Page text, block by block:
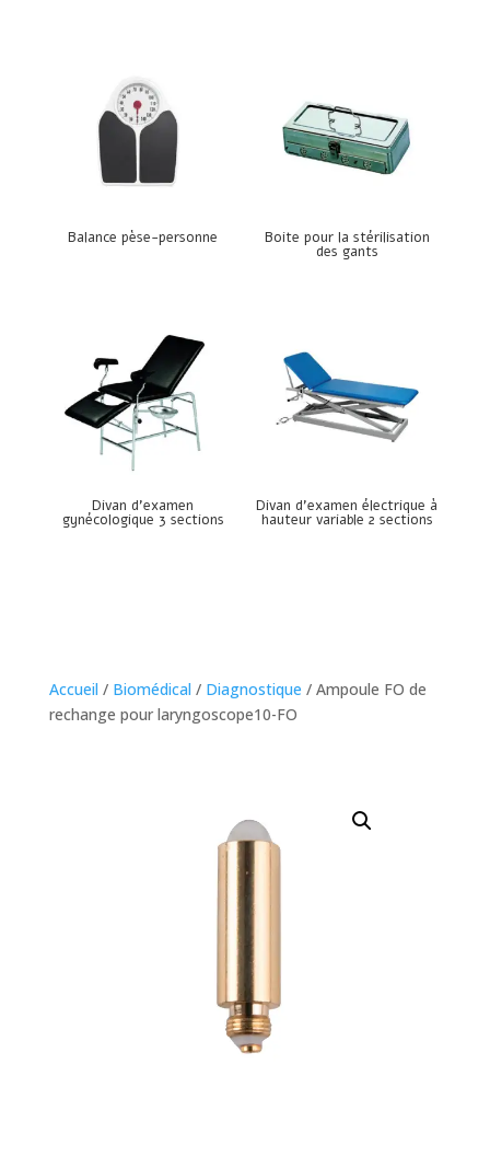
Balance pèse-personne Boite pour la stérilisation
des gants
Divan d’examen
gynécologique 3 sections
Divan d’examen électrique à
hauteur variable 2 sections
Accueil / Biomédical / Diagnostique / Ampoule FO de
rechange pour laryngoscope10-FO